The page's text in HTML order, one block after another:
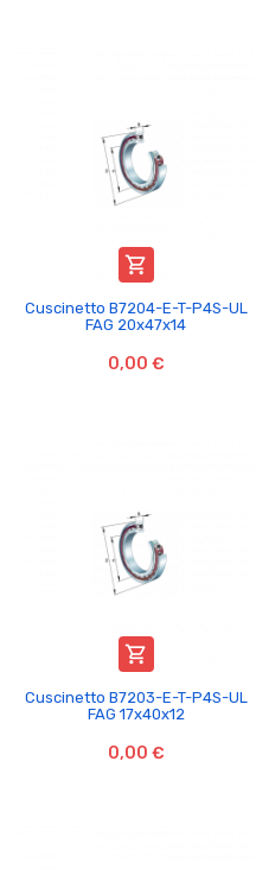

Cuscinetto B7204-E-T-P4S-UL
FAG 20x47x14
0,00 €

Cuscinetto B7203-E-T-P4S-UL
FAG 17x40x12
0,00 €